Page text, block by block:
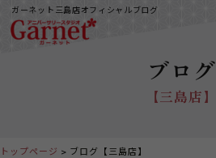
ガーネット三島店オフィシャルブログ
ブログ
【三島店】
トップページ ブログ【三島店】